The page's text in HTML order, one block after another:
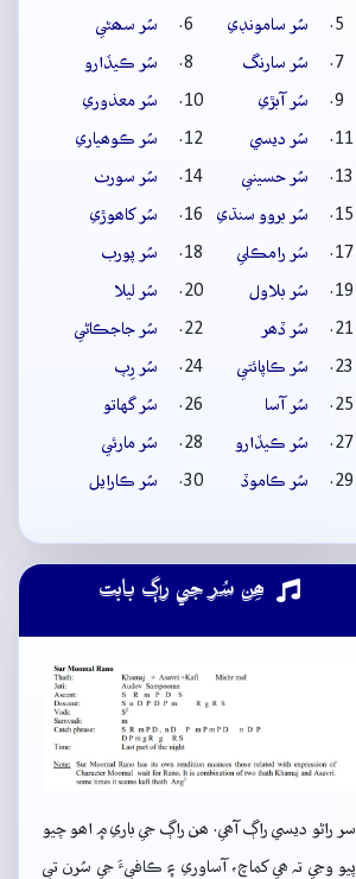
سُر سامونڊي
سُر سھڻي
سُر سارنگ
سُر ڪيڏارو
سُر آبڙي
سُر معذوري
سُر ديسي
سُر ڪوھياري
سُر حسيني
سُر سورٺ
سُر بروو سنڌي
سُر کاھوڙي
سُر رامڪلي
سُر پورب
سُر بلاول
سُر ليلا
سُر ڏھر
سُر جاجڪاڻي
سُر ڪاپائتي
سُر رِپ
سُر آسا
سُر گهاتو
سُر ڪيڏارو
سُر مارئي
سُر ڪاموڏ
سُر ڪارايل
ھِن سُر جي راڳ بابت
سر راڻو ديسي راڳ آھي. ھن راڳ جي باري ۾ اھو چيو
پيو وڃي تہ ھي کماچ، آساوري ۽ ڪافيءَ جي سُرن تي